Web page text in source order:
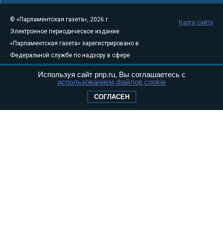
© «Парламентская газета», 2026 г.
Электронное периодическое издание
«Парламентская газета» зарегистрировано в
Федеральной службе по надзору в сфере
связи, информационных технологий и
массовых коммуникаций (Роскомнадзор) 05
Свидетельство о регистрации Эл № ФС77-
Карта сайта
Используя сайт pnp.ru, Вы соглашаетесь с
использованием файлов cookie
СОГЛАСЕН